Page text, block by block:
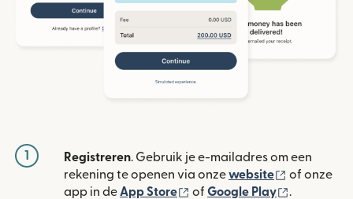
1 Registreren. Gebruik je e-mailadres om een
rekening te openen via onzewebsite (wordt
of onze
app in de App Store (wordt geopend in een
of Google Play .